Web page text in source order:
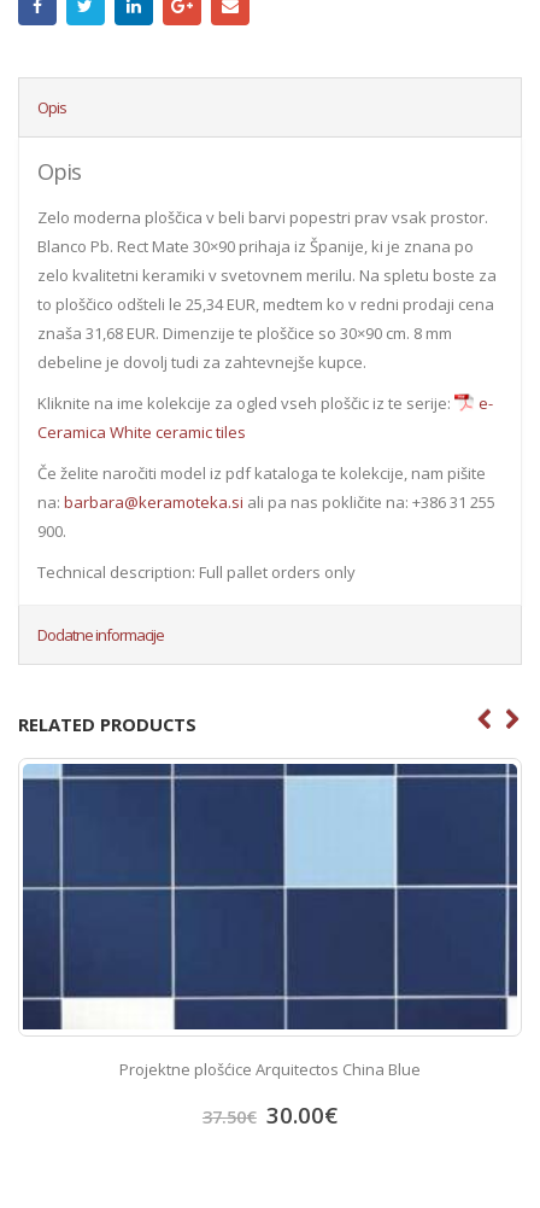
Opis
Opis
Zelo moderna ploščica v beli barvi popestri prav vsak prostor.
Blanco Pb. Rect Mate 30×90 prihaja iz Španije, ki je znana po
zelo kvalitetni keramiki v svetovnem merilu. Na spletu boste za
to ploščico odšteli le 25,34 EUR, medtem ko v redni prodaji cena
znaša 31,68 EUR. Dimenzije te ploščice so 30×90 cm. 8 mm
debeline je dovolj tudi za zahtevnejše kupce.
Kliknite na ime kolekcije za ogled vseh ploščic iz te serije:
e-
Ceramica White ceramic tiles
Če želite naročiti model iz pdf kataloga te kolekcije, nam pišite
na: barbara@keramoteka.si ali pa nas pokličite na: +386 31 255
900.
Technical description: Full pallet orders only
Dodatne informacije
RELATED PRODUCTS
Projektne plošćice Arquitectos China Blue
37.50€ 30.00€